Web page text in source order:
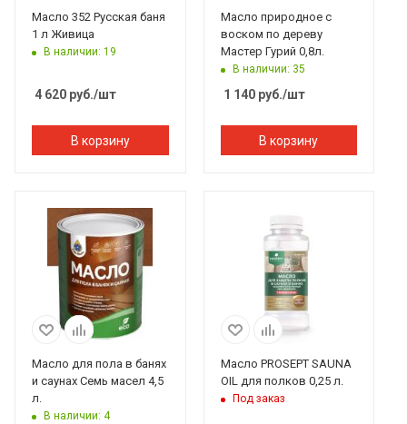
Масло 352 Русская баня
1 л Живица
В наличии: 19
4 620 руб./шт
В корзину
Масло природное с
воском по дереву
Мастер Гурий 0,8л.
В наличии: 35
1 140руб./шт
В корзину
Масло для пола в банях
и саунах Семь масел 4,5
л.
В наличии: 4
Масло PROSEPT SAUNA
OIL для полков 0,25 л.
Под заказ